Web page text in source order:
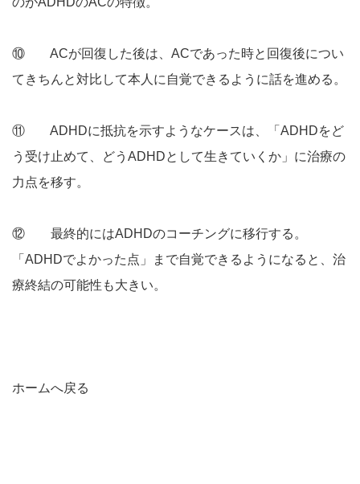
⑩ ACが回復した後は、ACであった時と回復後につい
てきちんと対比して本人に自覚できるように話を進める。
⑪ ADHDに抵抗を示すようなケースは、「ADHDをど
う受け止めて、どうADHDとして生きていくか」に治療の
力点を移す。
⑫ 最終的にはADHDのコーチングに移行する。
「ADHDでよかった点」まで自覚できるようになると、治
療終結の可能性も大きい。
ホームへ戻る